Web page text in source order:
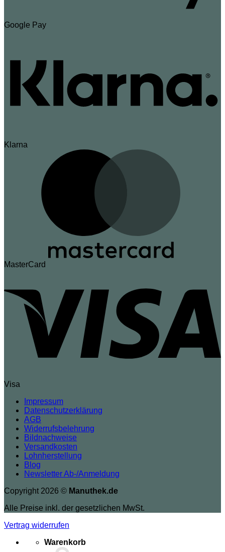
Google Pay
Klarna
MasterCard
Visa
Impressum
Datenschutzerklärung
AGB
Widerrufsbelehrung
Bildnachweise
Versandkosten
Lohnherstellung
Blog
Newsletter Ab-/Anmeldung
Copyright 2026 © Manuthek.de
Alle Preise inkl. der gesetzlichen MwSt.
Vertrag widerrufen
Warenkorb